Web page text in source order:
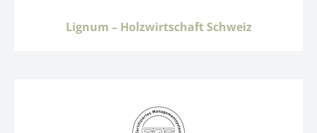
Lignum – Holzwirtschaft Schweiz